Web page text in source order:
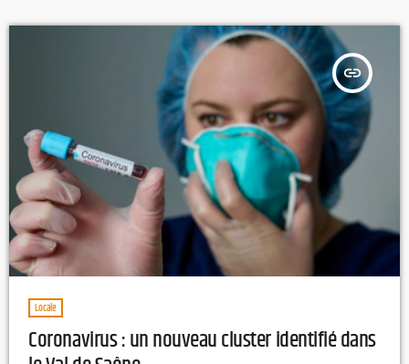
élections métropolitaines. Le collectif s’oppose notamment à
"l’incitation à surconsommer des produits dont la nécessité est […]
insert_link
Locale
Coronavirus : un nouveau cluster identifié dans